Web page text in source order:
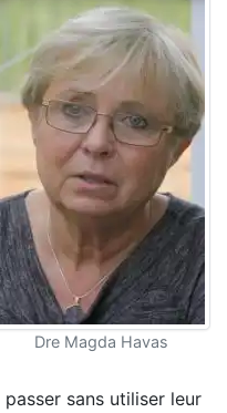
Dre Magda Havas
sans utiliser leur